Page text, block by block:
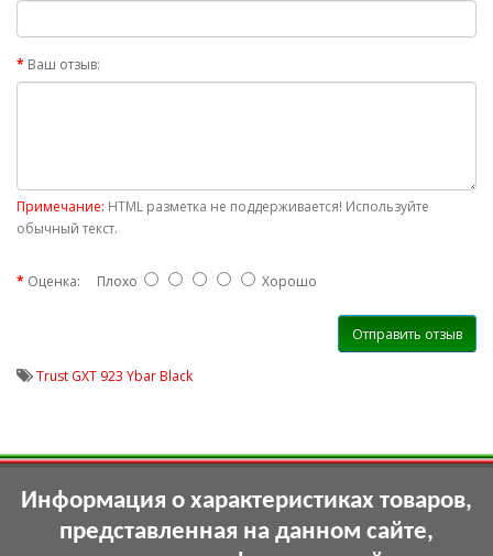
Ваш отзыв:
Примечание: HTML разметка не поддерживается! Используйте
обычный текст.
Оценка: Плохо Хорошо
Отправить отзыв
Trust GXT 923 Ybar Black
Информация о характеристиках товаров,
представленная на данном сайте,